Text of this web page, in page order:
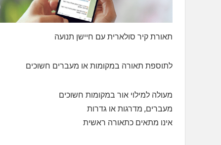
תאורת קיר סולארית עם חיישן תנועה
לתוספת תאורה במקומות או מעברים חשוכים
מעולה למילוי אור במקומות חשוכים
מעברים, מדרגות או גדרות
אינו מתאים כתאורה ראשית